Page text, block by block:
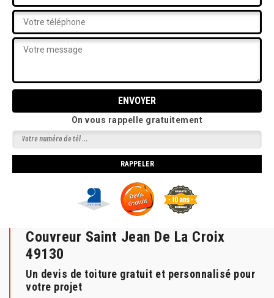
On vous rappelle gratuitement
Couvreur Saint Jean De La Croix
49130
Un devis de toiture gratuit et personnalisé pour
votre projet